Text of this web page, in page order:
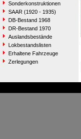
Sonderkonstruktionen
SAAR (1920 - 1935)
DB-Bestand 1968
DR-Bestand 1970
Auslandsbestände
Lokbestandslisten
Erhaltene Fahrzeuge
Zerlegungen